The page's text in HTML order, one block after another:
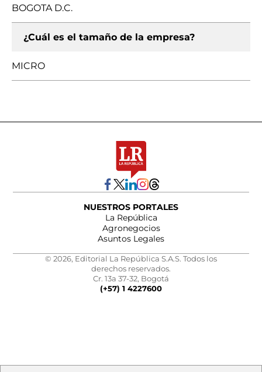
BOGOTA D.C.
¿Cuál es el tamaño de la empresa?
MICRO
NUESTROS PORTALES
La República
Agronegocios
Asuntos Legales
© 2026, Editorial La República S.A.S. Todos los
derechos reservados.
Cr. 13a 37-32, Bogotá
(+57) 1 4227600